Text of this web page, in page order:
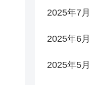
2025年7月
2025年6月
2025年5月